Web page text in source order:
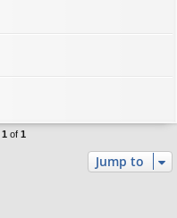
1 of 1
Jump to